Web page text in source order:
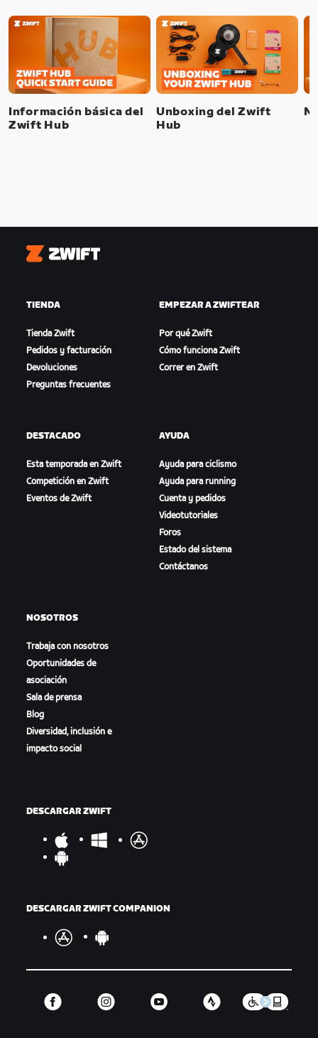
Información básica del
Zwift Hub
Unboxing del Zwift
Hub
Zwift
TIENDA
Tienda Zwift
Pedidos y facturación
Devoluciones
Preguntas frecuentes
EMPEZAR A ZWIFTEAR
Por qué Zwift
Cómo funciona Zwift
Correr en Zwift
DESTACADO
Esta temporada en Zwift
Competición en Zwift
Eventos de Zwift
AYUDA
Ayuda para ciclismo
Ayuda para running
Cuenta y pedidos
Videotutoriales
Foros
Estado del sistema
Contáctanos
NOSOTROS
Trabaja con nosotros
Oportunidades de
asociación
Sala de prensa
Blog
Diversidad, inclusión e
impacto social
DESCARGAR ZWIFT
DESCARGAR ZWIFT COMPANION